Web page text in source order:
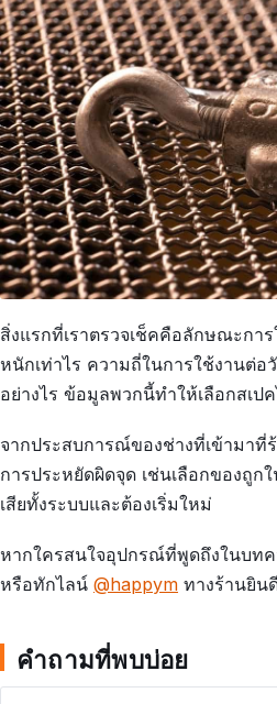
สิ่งแรกที่เราตรวจเช็คคือลักษณะกา
หนักเท่าไร ความถี่ในการใช้งานต่
อย่างไร ข้อมูลพวกนี้ทำให้เลือกสเป
จากประสบการณ์ของช่างที่เข้ามาที่
การประหยัดผิดจุด เช่นเลือกของถู
เสียทั้งระบบและต้องเริ่มใหม่
หากใครสนใจอุปกรณ์ที่พูดถึงในบท
หรือทักไลน์ @happym ทางร้านยิน
คำถามที่พบบ่อย